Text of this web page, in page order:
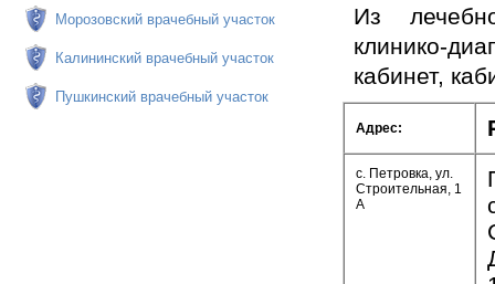
Из
клинико-
кабинет,
Адрес:
с. Петровка, ул.
Строительная, 1
А
Морозовский врачебный участок
Калининский врачебный участок
Пушкинский врачебный участок